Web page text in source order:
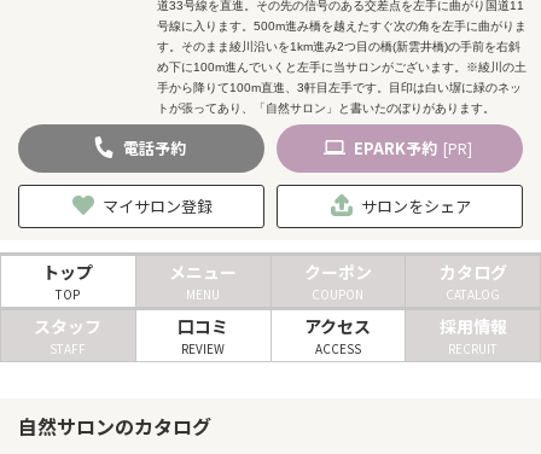
近くのサロンを探す
現在地から探す
ヘアサロン
ネイルサロン
まつげサロン
リラクゼーションサロン
道33号線を直進。その先の信号のある交差点を左手に曲がり国道11
号線に入ります。500m進み橋を越えたすぐ次の角を左手に曲がりま
す。そのまま綾川沿いを1km進み2つ目の橋(新雲井橋)の手前を右斜
め下に100m進んでいくと左手に当サロンがございます。※綾川の土
手から降りて100m直進、3軒目左手です。目印は白い塀に緑のネッ
トが張ってあり、「自然サロン」と書いたのぼりがあります。
電話予約 EPARK予約 [PR]
マイサロン登録 サロンをシェア
トップ
TOP
メニュー
MENU
クーポン
COUPON
カタログ
CATALOG
スタッフ
STAFF
口コミ
REVIEW
アクセス
ACCESS
採用情報
RECRUIT
自然サロンのカタログ